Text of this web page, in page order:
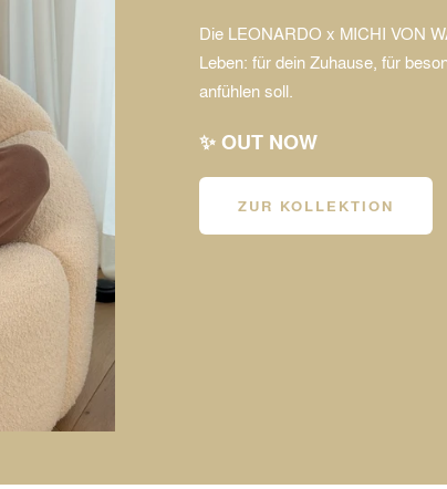
Die LEONARDO x MICHI VON
Leben: für dein Zuhause, für
anfühlen soll.
✨ OUT NOW
ZUR KOLLEKTION